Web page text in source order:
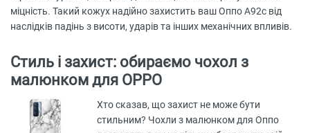
міцність. Такий кожух надійно захистить ваш Оппо А92с від
наслідків падінь з висоти, ударів та інших механічних впливів.
Стиль і захист: обираємо чохол з
малюнком для OPPO
Хто сказав, що захист не може бути
стильним? Чохли з малюнком для Оппо